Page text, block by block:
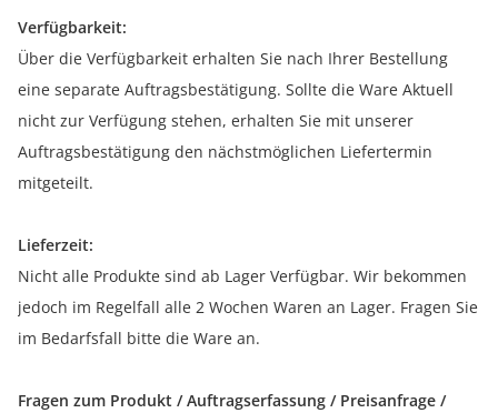
Verfügbarkeit:
Über die Verfügbarkeit erhalten Sie nach Ihrer Bestellung
eine separate Auftragsbestätigung. Sollte die Ware Aktuell
nicht zur Verfügung stehen, erhalten Sie mit unserer
Auftragsbestätigung den nächstmöglichen Liefertermin
mitgeteilt.
Lieferzeit:
Nicht alle Produkte sind ab Lager Verfügbar. Wir bekommen
jedoch im Regelfall alle 2 Wochen Waren an Lager. Fragen Sie
im Bedarfsfall bitte die Ware an.
Fragen zum Produkt / Auftragserfassung / Preisanfrage /